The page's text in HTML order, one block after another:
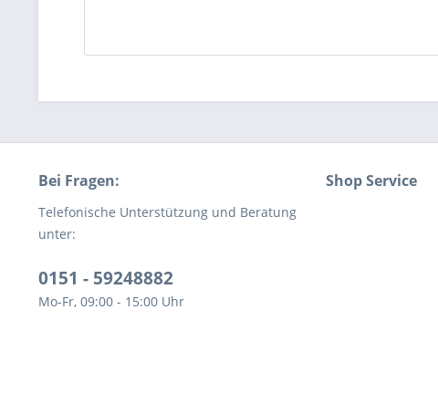
Bei Fragen:
Telefonische Unterstützung und Beratung
unter:
0151 - 59248882
Mo-Fr, 09:00 - 15:00 Uhr
Shop Service